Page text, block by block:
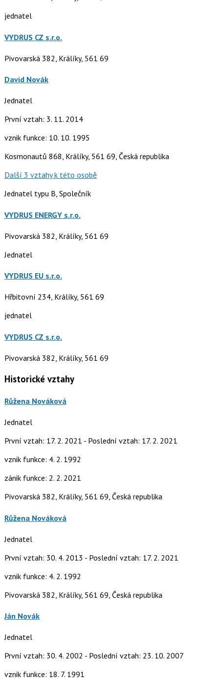
jednatel
VYDRUS CZ s.r.o.
Pivovarská 382, Králíky, 561 69
David Novák
Jednatel
První vztah: 3. 11. 2014
vznik funkce: 10. 10. 1995
Kosmonautů 868, Králíky, 561 69, Česká republika
Další 3 vztahy k této osobě
Jednatel typu B, Společník
VYDRUS ENERGY s.r.o.
Pivovarská 382, Králíky, 561 69
Jednatel
VYDRUS EU s.r.o.
Hřbitovní 234, Králíky, 561 69
jednatel
VYDRUS CZ s.r.o.
Pivovarská 382, Králíky, 561 69
Historické vztahy
Růžena Nováková
Jednatel
První vztah: 17. 2. 2021 - Poslední vztah: 17. 2. 2021
vznik funkce: 4. 2. 1992
zánik funkce: 2. 2. 2021
Pivovarská 382, Králíky, 561 69, Česká republika
Růžena Nováková
Jednatel
První vztah: 30. 4. 2013 - Poslední vztah: 17. 2. 2021
vznik funkce: 4. 2. 1992
Pivovarská 382, Králíky, 561 69, Česká republika
Ján Novák
Jednatel
První vztah: 30. 4. 2002 - Poslední vztah: 23. 10. 2007
vznik funkce: 18. 7. 1991